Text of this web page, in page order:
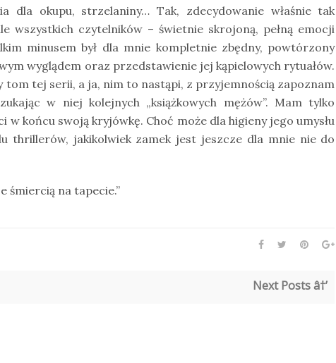
dla okupu, strzelaniny… Tak, zdecydowanie właśnie tak
wszystkich czytelników – świetnie skrojoną, pełną emocji
minusem był dla mnie kompletnie zbędny, powtórzony
wyglądem oraz przedstawienie jej kąpielowych rytuałów.
tom tej serii, a ja, nim to nastąpi, z przyjemnością zapoznam
w niej kolejnych „książkowych mężów”. Mam tylko
końcu swoją kryjówkę. Choć może dla higieny jego umysłu
thrillerów, jakikolwiek zamek jest jeszcze dla mnie nie do
śmiercią na tapecie.”
Next Posts â†’